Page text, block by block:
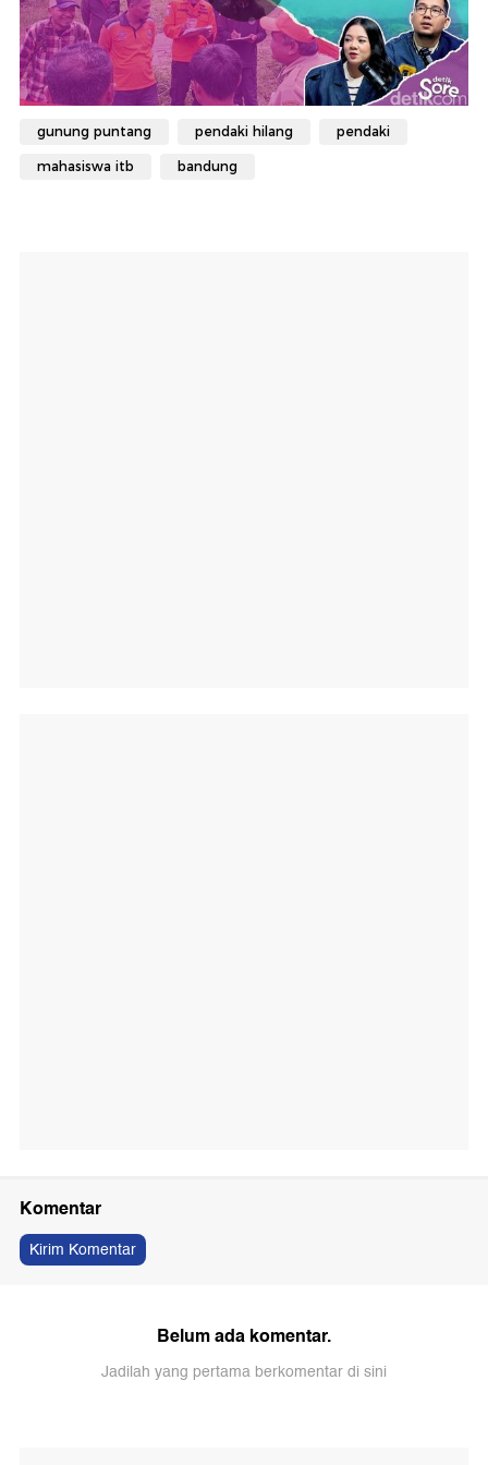
gunung puntang pendaki hilang pendaki
mahasiswa itb bandung
Komentar
Kirim Komentar
Belum ada komentar.
Jadilah yang pertama berkomentar di sini